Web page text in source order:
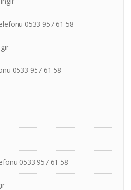
0533 957 61 58
0533 957 61 58
0533 957 61 58